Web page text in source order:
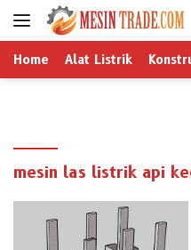
Langsung
Home Alat Listrik
mesin las listrik api